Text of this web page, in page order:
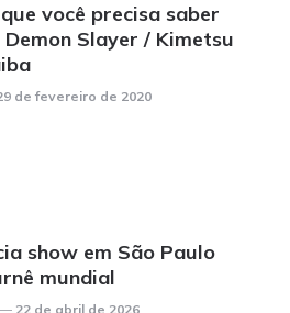
você precisa saber
Demon Slayer / Kimetsu
de fevereiro de 2020
show em São Paulo
mundial
22 de abril de 2026